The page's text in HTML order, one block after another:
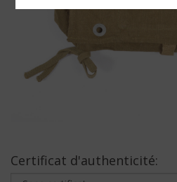
Certificat d'authenticité: